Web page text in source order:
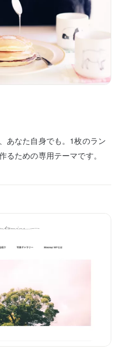
あなた自身でも。1枚のラン
るための専用テーマです。